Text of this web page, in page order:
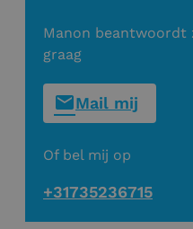
Manon beantwoordt
graag
Mail mij
Of bel mij op
+31735236715